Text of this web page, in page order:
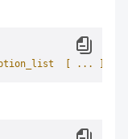
[ ... ]